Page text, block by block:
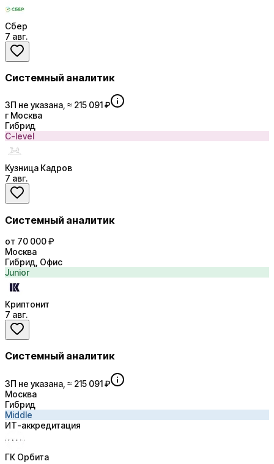
Сбер
7 авг.
Системный аналитик
ЗП не указана, ≈ 215 091 ₽
г Москва
Гибрид
C-level
Кузница Кадров
7 авг.
Системный аналитик
от 70 000 ₽
Москва
Гибрид, Офис
Junior
Криптонит
7 авг.
Системный аналитик
ЗП не указана, ≈ 215 091 ₽
Москва
Гибрид
Middle
ИТ-аккредитация
ГК Орбита